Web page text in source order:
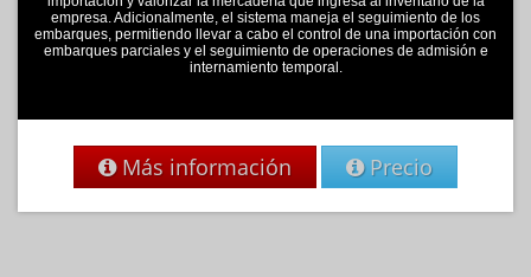
empresa. Adicionalmente, el sistema maneja el seguimiento de los
embarques, permitiendo llevar a cabo el control de una importación con
embarques parciales y el seguimiento de operaciones de admisión e
internamiento temporal.
Más información Precio